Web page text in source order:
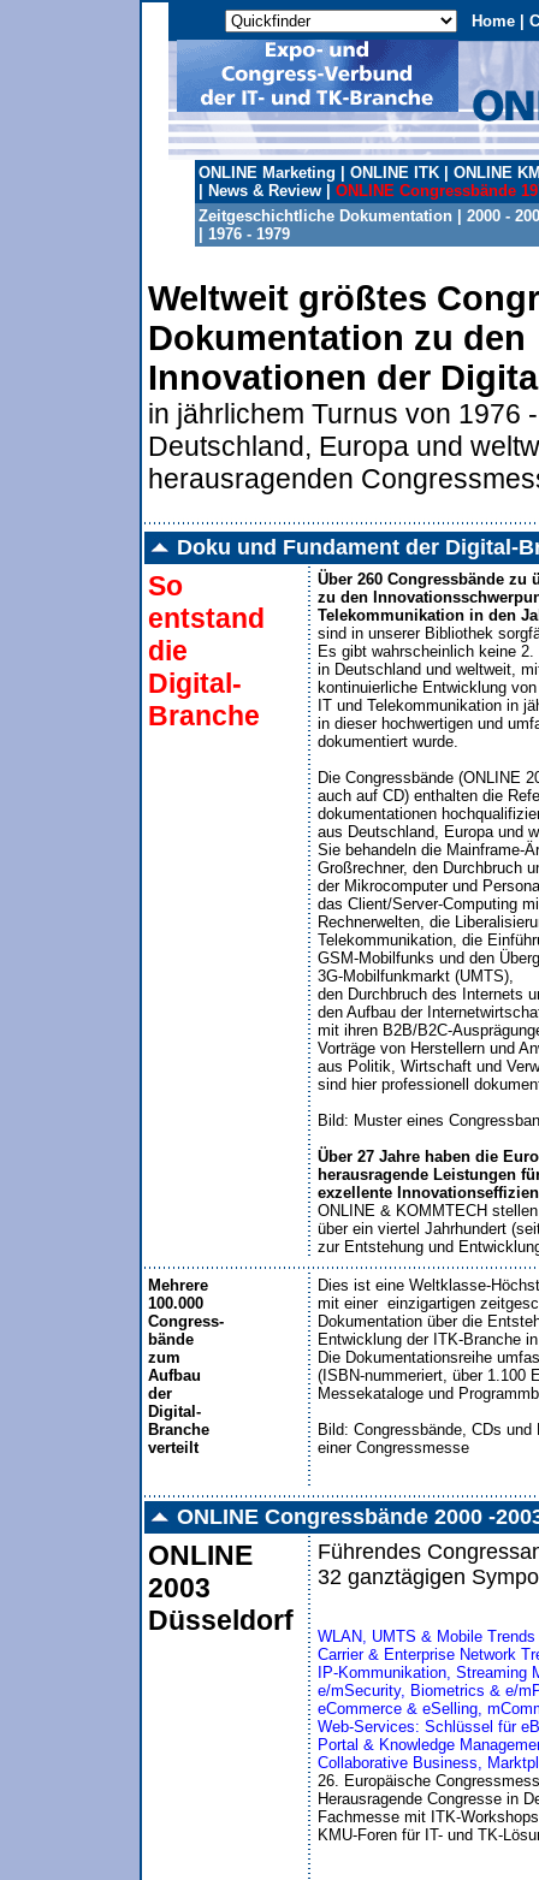
Home
ONLINE Marketing ONLINE ITK
ONLINE
News & Review
ONLINE Congressbände
Zeitgeschichtliche Dokumentation
2000 -
1976 - 1979
Weltweit größtes
Dokumentation zu den
Innovationen der
in jährlichem Turnus von 1976
Deutschland, Europa und
herausragenden
Doku und Fundament der Digital-
So
entstand
die
Digital-
Branche
Über 260 Congressbände zu
zu den
Telekommunikation in den
sind in unserer Bibliothek
Es gibt wahrscheinlich keine 2.
in Deutschland und weltweit,
kontinuierliche Entwicklung von
IT und Telekommunikation in
in dieser hochwertigen und
dokumentiert wurde.
Die Congressbände (ONLINE
auch auf CD) enthalten die
dokumentationen
aus Deutschland, Europa und
Sie behandeln die Mainframe-
Großrechner, den Durchbruch
der Mikrocomputer und
das Client/Server-Computing
Rechnerwelten, die
Telekommunikation, die
GSM-Mobilfunks und den
3G-Mobilfunkmarkt (UMTS),
den Durchbruch des Internets
den Aufbau der
mit ihren B2B/B2C-
Vorträge von Herstellern und
aus Politik, Wirtschaft und
sind hier professionell
Bild: Muster eines
Über 27 Jahre haben die
herausragende Leistungen
exzellente
ONLINE & KOMMTECH
über ein viertel Jahrhundert
Mehrere
100.000
Congress-
bände
zum
Aufbau
der
Digital-
Branche
verteilt
Dies ist eine Weltklasse-
mit einer  einzigartigen
Dokumentation über die
Entwicklung der ITK-Branche
Die Dokumentationsreihe
(ISBN-nummeriert, über 1.100
Messekataloge und
Bild: Congressbände, CDs und
einer Congressmesse
ONLINE Congressbände 2000 -
ONLINE
2003
Düsseldorf
Führendes
32 ganztägigen
WLAN, UMTS & Mobile Trends
Carrier & Enterprise Network
IP-Kommunikation,
e/mSecurity, Biometrics & e/
eCommerce & eSelling,
Web-Services: Schlüssel für
Portal & Knowledge
Collaborative Business,
26. Europäische
Herausragende Congresse in
Fachmesse mit ITK-
KMU-Foren für IT- und TK-